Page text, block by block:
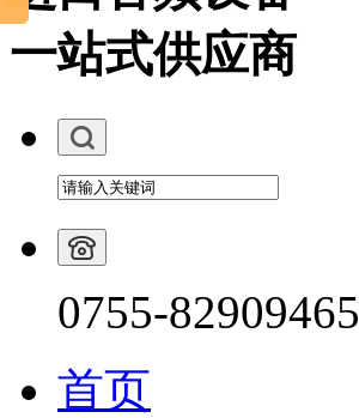
一站式供应商
0755-82909465
首页